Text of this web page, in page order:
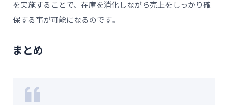
を実施することで、在庫を消化しながら売上をしっかり確
保する事が可能になるのです。
まとめ